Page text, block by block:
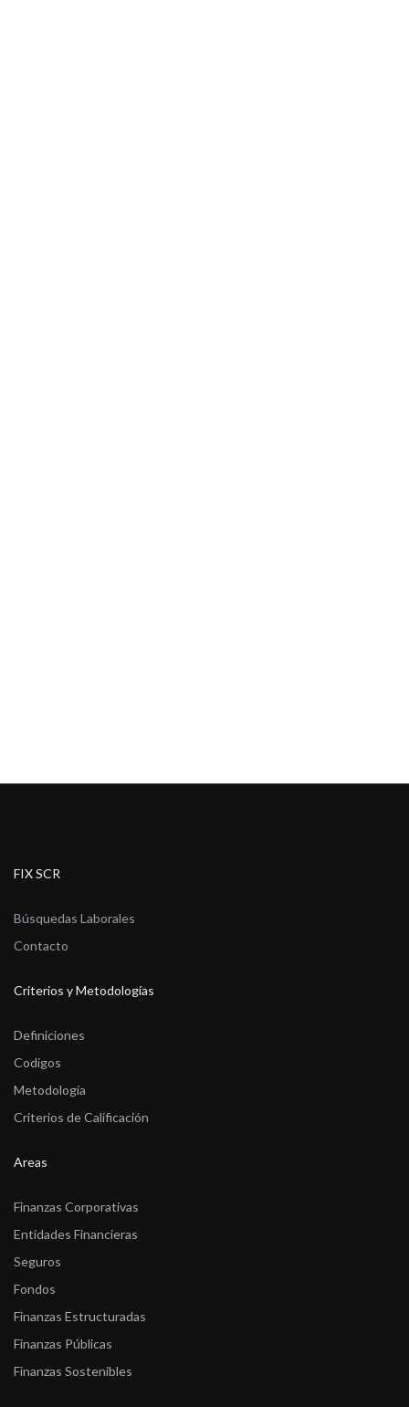
FIX SCR
Búsquedas Laborales
Contacto
Criterios y Metodologías
Definiciones
Codigos
Metodología
Criterios de Calificación
Areas
Finanzas Corporativas
Entidades Financieras
Seguros
Fondos
Finanzas Estructuradas
Finanzas Públicas
Finanzas Sostenibles